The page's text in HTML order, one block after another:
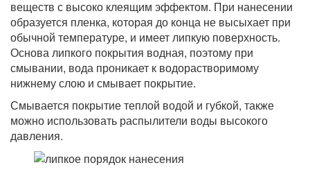
веществ с высоко клеящим эффектом. При нанесении
образуется пленка, которая до конца не высыхает при
обычной температуре, и имеет липкую поверхность.
Основа липкого покрытия водная, поэтому при
смывании, вода проникает к водорастворимому
нижнему слою и смывает покрытие.
Смывается покрытие теплой водой и губкой, также
можно использовать распылители воды высокого
давления.